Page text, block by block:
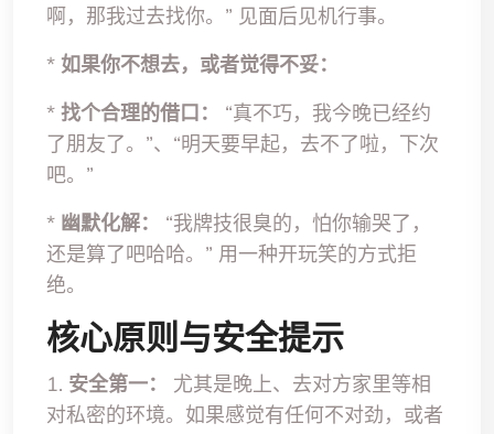
啊，那我过去找你。” 见面后见机行事。
* 如果你不想去，或者觉得不妥：
* 找个合理的借口：
“真不巧，我今晚已经约
了朋友了。”、“明天要早起，去不了啦，下次
吧。”
* 幽默化解：
“我牌技很臭的，怕你输哭了，
还是算了吧哈哈。” 用一种开玩笑的方式拒
绝。
核心原则与安全提示
1. 安全第一：
尤其是晚上、去对方家里等相
对私密的环境。如果感觉有任何不对劲，或者